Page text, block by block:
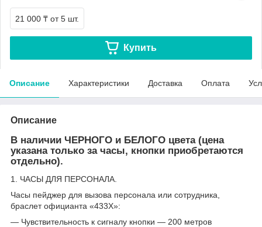
21 000 ₸ от 5 шт.
Купить
Описание Характеристики Доставка Оплата
Описание
В наличии ЧЕРНОГО и БЕЛОГО цвета (цена
указана только за часы, кнопки приобретаются
отдельно).
1. ЧАСЫ ДЛЯ ПЕРСОНАЛА.
Часы пейджер для вызова персонала или сотрудника,
браслет официанта «433Х»:
— Чувствительность к сигналу кнопки — 200 метров